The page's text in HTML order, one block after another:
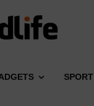
SPORT